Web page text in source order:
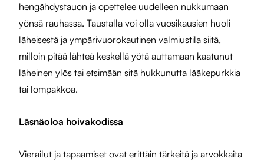
hengähdystauon ja opettelee uudelleen nukkumaan
yönsä rauhassa. Taustalla voi olla vuosikausien huoli
läheisestä ja ympärivuorokautinen valmiustila siitä,
milloin pitää lähteä keskellä yötä auttamaan kaatunut
läheinen ylös tai etsimään sitä hukkunutta lääkepurkkia
tai lompakkoa.
Läsnäoloa hoivakodissa
Vierailut ja tapaamiset ovat erittäin tärkeitä ja arvokkaita